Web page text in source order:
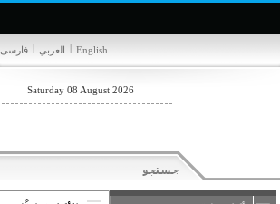
فارسی | العربي | English
Saturday 08 August 2026